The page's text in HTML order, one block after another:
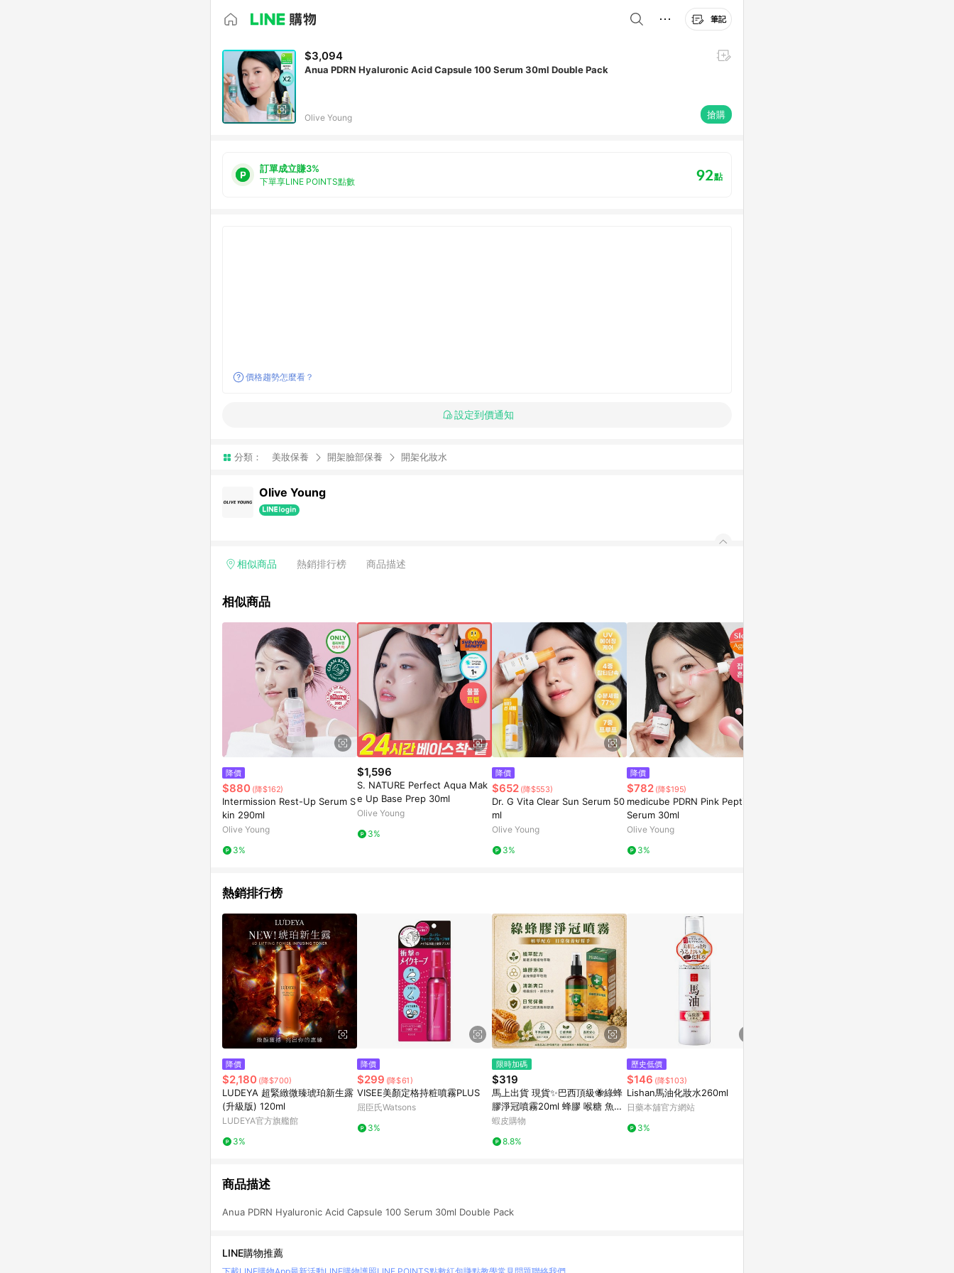
筆記
$3,094
Anua PDRN Hyaluronic Acid Capsule 100 Serum 30ml Double Pack
Olive Young 搶購
訂單成立賺3%
下單享LINE POINTS點數 92點
價格趨勢怎麼看？
設定到價通知
分類： 美妝保養 開架臉部保養 開架化妝水
Olive Young
相似商品 熱銷排行榜 商品描述
相似商品
降價
$880 (降$162)
Intermission Rest-Up Serum S
kin 290ml
Olive Young
3%
$1,596
S. NATURE Perfect Aqua Mak
e Up Base Prep 30ml
Olive Young
3%
降價
$652 (降$553)
Dr. G Vita Clear Sun Serum 50
ml
Olive Young
3%
降價
$782 (降$195)
medicube PDRN Pink Peptide
Serum 30ml
Olive Young
3%
熱銷排行榜
降價
$2,180 (降$700)
LUDEYA 超緊緻微臻琥珀新生露
(升級版) 120ml
LUDEYA官方旗艦館
3%
降價
$299 (降$61)
VISEE美顏定格持粧噴霧PLUS
屈臣氏Watsons
3%
限時加碼
$319
馬上出貨 現貨✨巴西頂級🐝綠蜂
膠淨冠噴霧20ml 蜂膠 喉糖 魚腥
草
蝦皮購物
8.8%
歷史低價
$146 (降$103)
Lishan馬油化妝水260ml
日藥本舖官方網站
3%
商品描述
Anua PDRN Hyaluronic Acid Capsule 100 Serum 30ml Double Pack
LINE購物推薦